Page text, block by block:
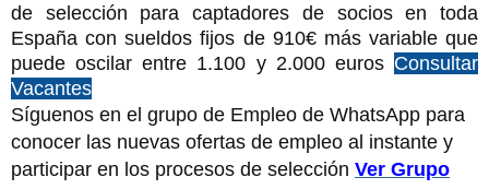
de selección para captadores de socios en toda
España con sueldos fijos de 910€ más variable que
puede oscilar entre 1.100 y 2.000 euros Consultar
Vacantes
Síguenos en el grupo de Empleo de WhatsApp para
conocer las nuevas ofertas de empleo al instante y
participar en los procesos de selección Ver Grupo